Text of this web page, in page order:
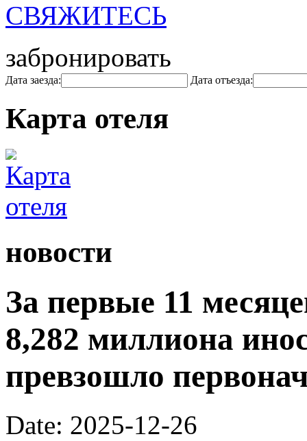
СВЯЖИТЕСЬ
забронировать
Дата заезда: Дата отъезда:
Карта отеля
новости
За первые 11
8,282 миллиона
превзошло
Date: 2025-12-26